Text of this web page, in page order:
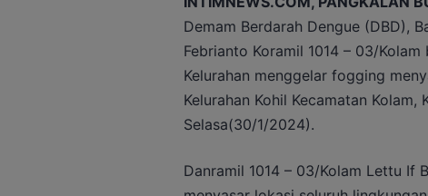
Demam Berdarah Dengue (DBD),
Febrianto Koramil 1014 – 03/
Kelurahan menggelar fogging
Kelurahan Kohil Kecamatan
Selasa(30/1/2024).
Danramil 1014 – 03/Kolam Lettu If